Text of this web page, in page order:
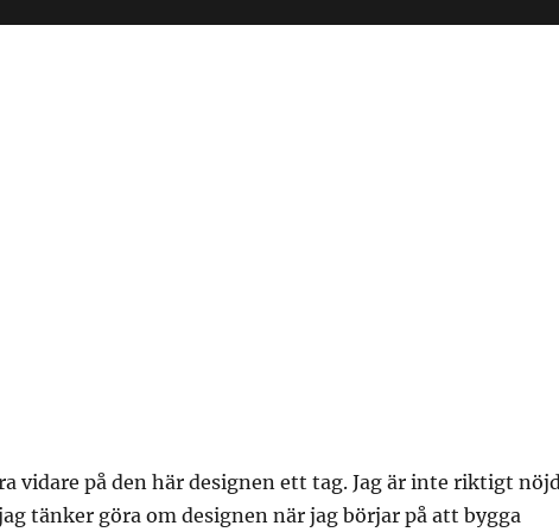
vidare på den här designen ett tag. Jag är inte riktigt
tänker göra om designen när jag börjar på att bygga